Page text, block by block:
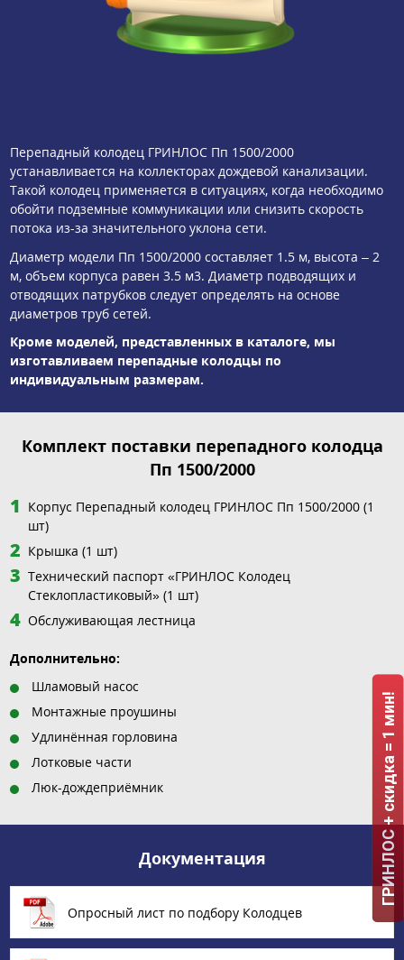
Перепадный колодец ГРИНЛОС Пп 1500/2000
устанавливается на коллекторах дождевой канализации.
Такой колодец применяется в ситуациях, когда необходимо
обойти подземные коммуникации или снизить скорость
потока из-за значительного уклона сети.
Диаметр модели Пп 1500/2000 составляет 1.5 м, высота – 2
м, объем корпуса равен 3.5 м3. Диаметр подводящих и
отводящих патрубков следует определять на основе
диаметров труб сетей.
Кроме моделей, представленных в каталоге, мы
изготавливаем перепадные колодцы по
индивидуальным размерам.
Комплект поставки перепадного колодца
Пп 1500/2000
Корпус Перепадный колодец ГРИНЛОС Пп 1500/2000 (1
шт)
Крышка (1 шт)
Технический паспорт «ГРИНЛОС Колодец
Стеклопластиковый» (1 шт)
Обслуживающая лестница
Дополнительно:
Шламовый насос
Монтажные проушины
Удлинённая горловина
Лотковые части
Люк-дождеприёмник
Документация
Опросный лист по подбору Колодцев
ГРИНЛОС + скидка = 1 мин!